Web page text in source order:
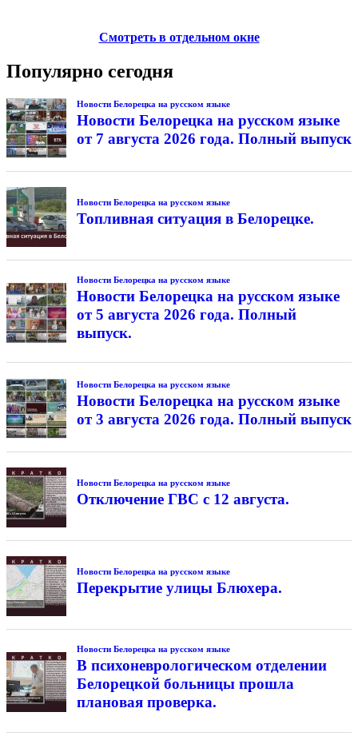
Смотреть в отдельном окне
Популярно сегодня
Новости Белорецка на русском языке
Новости Белорецка на русском языке
от 7 августа 2026 года. Полный выпуск
Новости Белорецка на русском языке
Топливная ситуация в Белорецке.
Новости Белорецка на русском языке
Новости Белорецка на русском языке
от 5 августа 2026 года. Полный
выпуск.
Новости Белорецка на русском языке
Новости Белорецка на русском языке
от 3 августа 2026 года. Полный выпуск
Новости Белорецка на русском языке
Отключение ГВС с 12 августа.
Новости Белорецка на русском языке
Перекрытие улицы Блюхера.
Новости Белорецка на русском языке
В психоневрологическом отделении
Белорецкой больницы прошла
плановая проверка.